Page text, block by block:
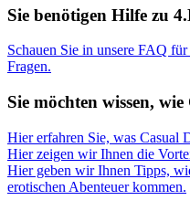
Sie benötigen Hilfe zu
Schauen Sie in unsere FAQ
Fragen.
Sie möchten wissen,
Hier erfahren Sie, was Casual
Hier zeigen wir Ihnen die
Hier geben wir Ihnen Tipps,
erotischen Abenteuer kommen.